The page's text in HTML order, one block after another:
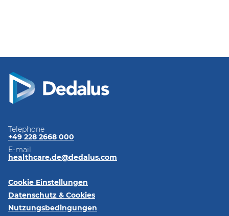
Telephone
+49 228 2668 000
E-mail
healthcare.de@dedalus.com
Cookie Einstellungen
Datenschutz & Cookies
Nutzungsbedingungen